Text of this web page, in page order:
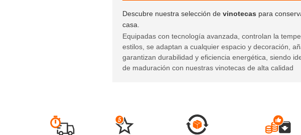
Descubre nuestra selección de vinotecas para
casa.
Equipadas con tecnología avanzada, controlan la
estilos, se adaptan a cualquier espacio y decoración,
garantizan durabilidad y eficiencia energética, siendo
de maduración con nuestras vinotecas de alta calidad